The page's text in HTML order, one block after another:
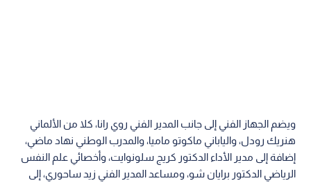
ويضم الجهاز الفني إلى جانب المدير الفني روي رانا، كلا من الألماني
هنريك رودل، والياباني ماكوتو ماميا، والمدرب الوطني نهاد ماضي،
إضافة إلى مدير الأداء الدكتور كريج سلونوايت، وأخصائي علم النفس
الرياضي الدكتور برايان شو، ومساعد المدير الفني زيد ساحوري، إلى